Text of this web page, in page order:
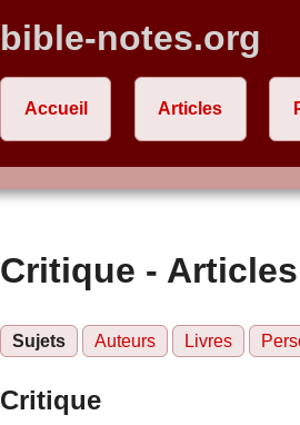
bible-notes.org
Accueil Articles
Critique -
Sujets Auteurs Livres
Critique